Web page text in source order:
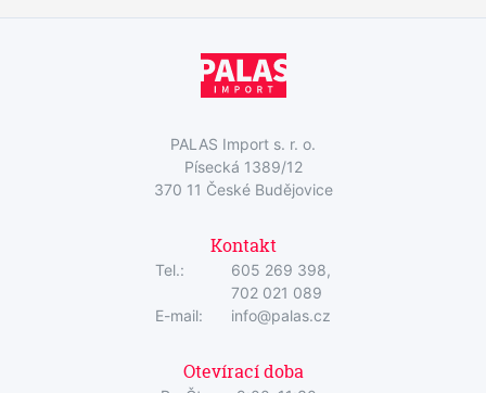
PALAS Import s. r. o.
Písecká 1389/12
370 11 České Budějovice
Kontakt
Tel.:
605 269 398,
702 021 089
E-mail:
info@palas.cz
Otevírací doba